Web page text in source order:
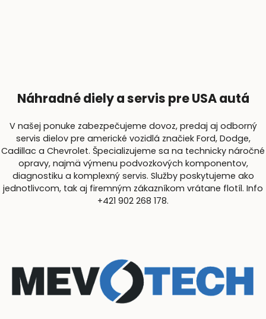
Náhradné diely a servis pre USA autá
V našej ponuke zabezpečujeme dovoz, predaj aj odborný
servis dielov pre americké vozidlá značiek Ford, Dodge,
Cadillac a Chevrolet. Špecializujeme sa na technicky náročné
opravy, najmä výmenu podvozkových komponentov,
diagnostiku a komplexný servis. Služby poskytujeme ako
jednotlivcom, tak aj firemným zákazníkom vrátane flotíl. Info
+421 902 268 178.